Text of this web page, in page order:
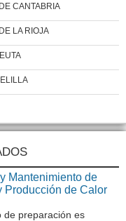
CANTABRIA
LA RIOJA
Mantenimiento de
Producción de Calor
de preparación es